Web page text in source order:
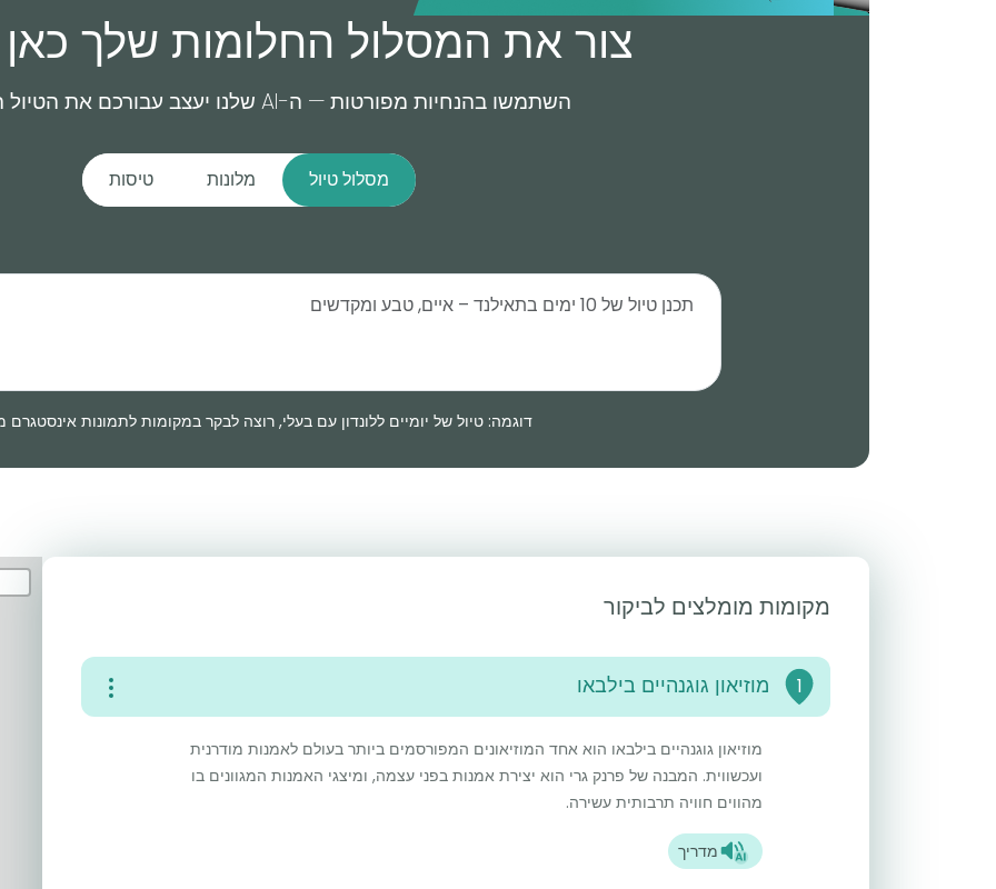
צור את המסלול החלומות שלך
השתמשו בהנחיות מפורטות — ה-AI שלנו יעצב עבורכם את הטיול המושלם.
מסלול טיול מלונות טיסות
דוגמה: טיול של יומיים ללונדון עם בעלי, רוצה לבקר במקומות לתמונות אינסטגרם
מקומות מומלצים לביקור
1 מוזיאון גוגנהיים בילבאו
מוזיאון גוגנהיים בילבאו הוא אחד המוזיאונים המפורסמים ביותר בעולם לאמנות מודרנית
ועכשווית. המבנה של פרנק גרי הוא יצירת אמנות בפני עצמה, ומיצגי האמנות המגוונים בו
מהווים חוויה תרבותית עשירה.
מדריך